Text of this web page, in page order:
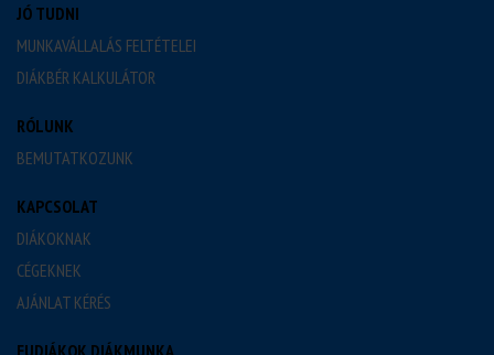
JÓ TUDNI
MUNKAVÁLLALÁS FELTÉTELEI
DIÁKBÉR KALKULÁTOR
RÓLUNK
BEMUTATKOZUNK
KAPCSOLAT
DIÁKOKNAK
CÉGEKNEK
AJÁNLAT KÉRÉS
EUDIÁKOK DIÁKMUNKA